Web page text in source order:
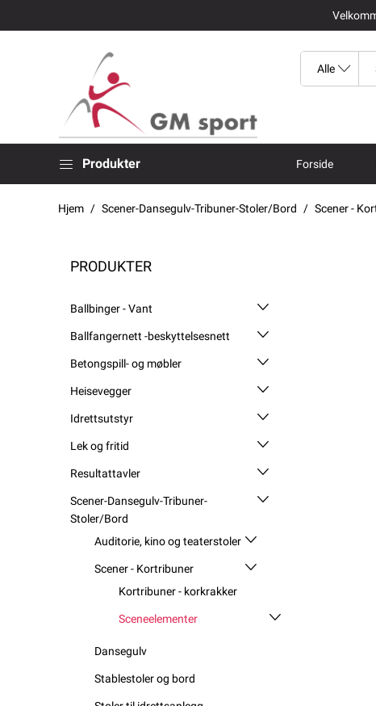
Produkter Forside
Hjem Scener-Dansegulv-Tribuner-Stoler/Bord Scener -
PRODUKTER
Ballbinger - Vant
Ballfangernett -beskyttelsesnett
Betongspill- og møbler
Heisevegger
Idrettsutstyr
Lek og fritid
Resultattavler
Scener-Dansegulv-Tribuner-
Stoler/Bord
Auditorie, kino og teaterstoler
Scener - Kortribuner
Kortribuner - korkrakker
Sceneelementer
Dansegulv
Stablestoler og bord